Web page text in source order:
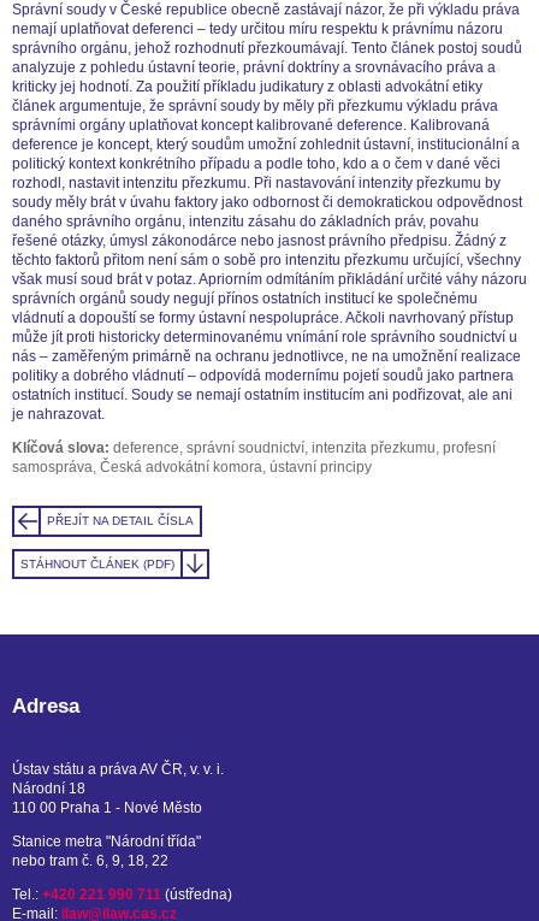
Správní soudy v České republice obecně zastávají názor, že při výkladu práva
nemají uplatňovat deferenci – tedy určitou míru respektu k právnímu názoru
správního orgánu, jehož rozhodnutí přezkoumávají. Tento článek postoj soudů
analyzuje z pohledu ústavní teorie, právní doktríny a srovnávacího práva a
kriticky jej hodnotí. Za použití příkladu judikatury z oblasti advokátní etiky
článek argumentuje, že správní soudy by měly při přezkumu výkladu práva
správními orgány uplatňovat koncept kalibrované deference. Kalibrovaná
deference je koncept, který soudům umožní zohlednit ústavní, institucionální a
politický kontext konkrétního případu a podle toho, kdo a o čem v dané věci
rozhodl, nastavit intenzitu přezkumu. Při nastavování intenzity přezkumu by
soudy měly brát v úvahu faktory jako odbornost či demokratickou odpovědnost
daného správního orgánu, intenzitu zásahu do základních práv, povahu
řešené otázky, úmysl zákonodárce nebo jasnost právního předpisu. Žádný z
těchto faktorů přitom není sám o sobě pro intenzitu přezkumu určující, všechny
však musí soud brát v potaz. Apriorním odmítáním přikládání určité váhy názoru
správních orgánů soudy negují přínos ostatních institucí ke společnému
vládnutí a dopouští se formy ústavní nespolupráce. Ačkoli navrhovaný přístup
může jít proti historicky determinovanému vnímání role správního soudnictví u
nás – zaměřeným primárně na ochranu jednotlivce, ne na umožnění realizace
politiky a dobrého vládnutí – odpovídá modernímu pojetí soudů jako partnera
ostatních institucí. Soudy se nemají ostatním institucím ani podřizovat, ale ani
je nahrazovat.
Klíčová slova: deference, správní soudnictví, intenzita přezkumu, profesní
samospráva, Česká advokátní komora, ústavní principy
PŘEJÍT NA DETAIL ČÍSLA
STÁHNOUT ČLÁNEK (PDF)
Adresa
Ústav státu a práva AV ČR, v. v. i.
Národní 18
110 00 Praha 1 - Nové Město
Stanice metra "Národní třída"
nebo tram č. 6, 9, 18, 22
Tel.: +420 221 990 711 (ústředna)
E-mail: ilaw@ilaw.cas.cz